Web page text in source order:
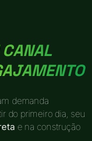
demanda
do primeiro dia, seu
e na construção